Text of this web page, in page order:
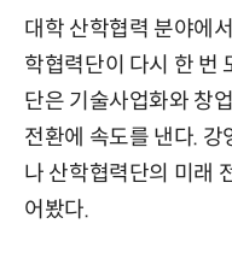
대학 산학협력 분야에
학협력단이 다시 한 번
단은 기술사업화와 창
전환에 속도를 낸다.
나 산학협력단의 미래
어봤다.